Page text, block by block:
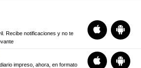
Recibe notificaciones y no te
impreso, ahora, en formato